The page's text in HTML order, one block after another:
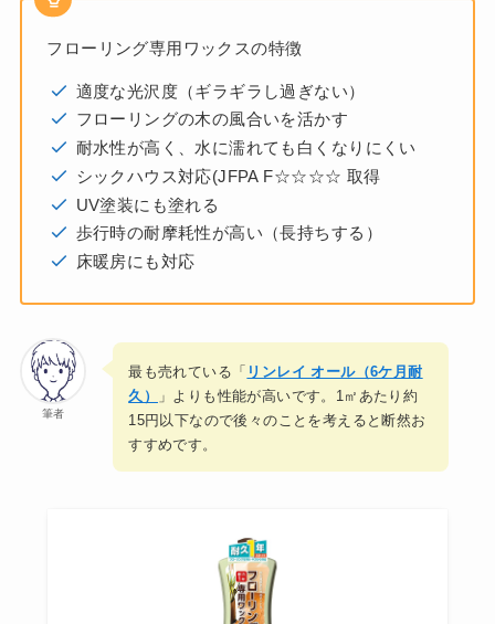
フローリング専用ワックスの特徴
適度な光沢度（ギラギラし過ぎない）
フローリングの木の風合いを活かす
耐水性が高く、水に濡れても白くなりにくい
シックハウス対応(JFPA F☆☆☆☆ 取得
UV塗装にも塗れる
歩行時の耐摩耗性が高い（長持ちする）
床暖房にも対応
筆者
最も売れている「 リンレイ オール（6ケ月耐
久）
」よりも性能が高いです。1㎡あたり約
15円以下なので後々のことを考えると断然お
すすめです。